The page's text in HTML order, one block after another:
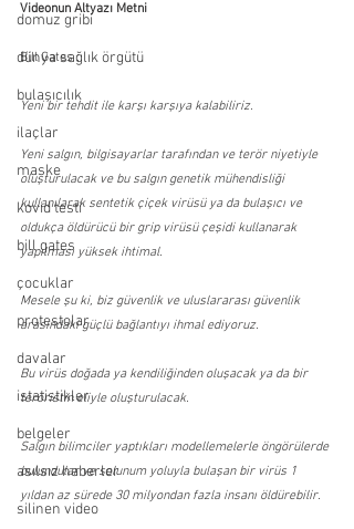
domuz gribi
dünya sağlık örgütü
bulaşıcılık
ilaçlar
maske
kovid testi
bill gates
çocuklar
protestolar
davalar
istatistikler
belgeler
asılsız haberler
silinen video
Videonun Altyazı Metni
Bill Gates :
Yeni bir tehdit ile karşı karşıya kalabiliriz.
Yeni salgın, bilgisayarlar tarafından ve terör niyetiyle
oluşturulacak ve bu salgın genetik mühendisliği
kullanılarak sentetik çiçek virüsü ya da bulaşıcı ve
oldukça öldürücü bir grip virüsü çeşidi kullanarak
yapılması yüksek ihtimal.
Mesele şu ki, biz güvenlik ve uluslararası güvenlik
arasındaki güçlü bağlantıyı ihmal ediyoruz.
Bu virüs doğada ya kendiliğinden oluşacak ya da bir
teröristin eliyle oluşturulacak.
Salgın bilimciler yaptıkları modellemelerle öngörülerde
bulundular ve solunum yoluyla bulaşan bir virüs 1
yıldan az sürede 30 milyondan fazla insanı öldürebilir.